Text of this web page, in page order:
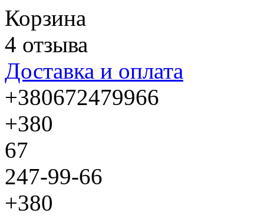
Корзина
4 отзыва
Доставка и оплата
+380672479966
+380
67
247-99-66
+380